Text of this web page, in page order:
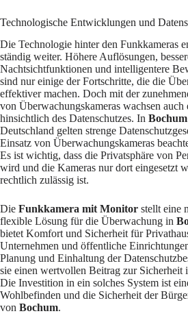
Technologische Entwicklungen und
Die Technologie hinter den Funkkameras
ständig weiter. Höhere Auflösungen,
Nachtsichtfunktionen und intelligentere
sind nur einige der Fortschritte, die die
effektiver machen. Doch mit der
von Überwachungskameras wachsen auch
hinsichtlich des Datenschutzes. In Bochum
Deutschland gelten strenge
Einsatz von Überwachungskameras
Es ist wichtig, dass die Privatsphäre von
wird und die Kameras nur dort eingesetzt
rechtlich zulässig ist.
Die Funkkamera mit Monitor stellt eine
flexible Lösung für die Überwachung in
bietet Komfort und Sicherheit für
Unternehmen und öffentliche
Planung und Einhaltung der
sie einen wertvollen Beitrag zur Sicherheit
Die Investition in ein solches System ist
Wohlbefinden und die Sicherheit der
von Bochum.